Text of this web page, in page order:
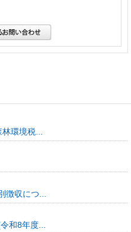
環境税...
徴収につ...
和8年度...